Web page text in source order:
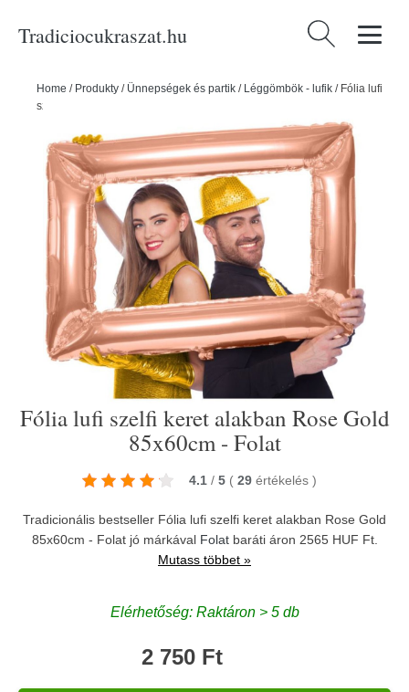
Tradiciocukraszat.hu Keresés:
Home / Produkty / Ünnepségek és partik / Léggömbök - lufik / Fólia lufi
szelfi keret alakban Rose Gold 85x60cm - Folat
Fólia lufi szelfi keret alakban Rose Gold
85x60cm - Folat
4.1 / 5 ( 29 értékelés )
Tradicionális bestseller Fólia lufi szelfi keret alakban Rose Gold
85x60cm - Folat jó márkával Folatbaráti áron 2565 HUF Ft.
Mutass többet »
Elérhetőség: Raktáron > 5 db
2 750 Ft